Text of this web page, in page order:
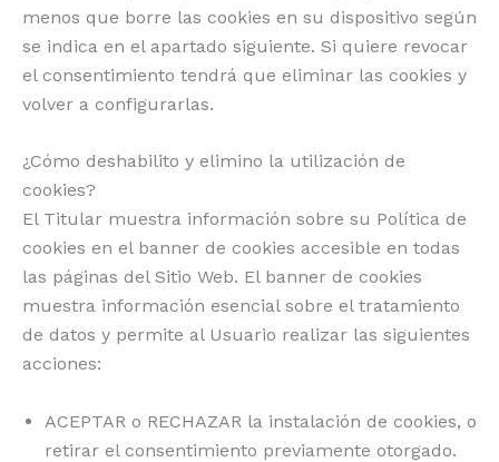
menos que borre las cookies en su dispositivo según
se indica en el apartado siguiente. Si quiere revocar
el consentimiento tendrá que eliminar las cookies y
volver a configurarlas.
¿Cómo deshabilito y elimino la utilización de
cookies?
El Titular muestra información sobre su Política de
cookies en el banner de cookies accesible en todas
las páginas del Sitio Web. El banner de cookies
muestra información esencial sobre el tratamiento
de datos y permite al Usuario realizar las siguientes
acciones:
ACEPTAR o RECHAZAR la instalación de cookies, o
retirar el consentimiento previamente otorgado.